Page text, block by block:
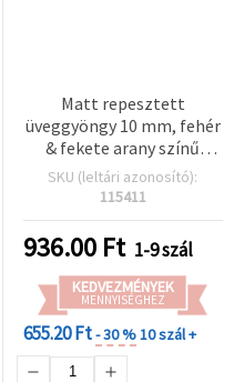
Matt repesztett
üveggyöngy 10 mm, fehér
& fekete arany színű
akcentussal, 1 mm furat,
kb. 85 db –
kreatív hobby kézműves
alapanyagokhoz
SKU (leltári azonosító):
115411
936.00 Ft 1-9 szál
KEDVEZMÉNYEK
MENNYISÉGHEZ
655.20 Ft- 30 %10 szál +